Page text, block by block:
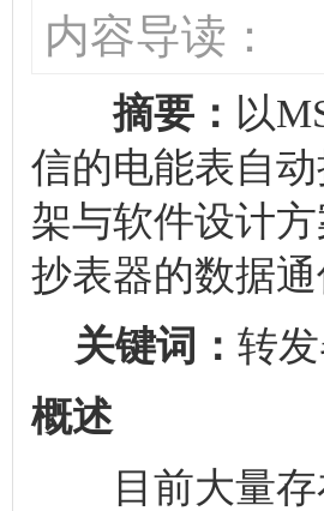
内容导读：
摘要： 以
信的电能表自
架与软件设计
抄表器的数据通
关键词： 转
概述
目前大量存